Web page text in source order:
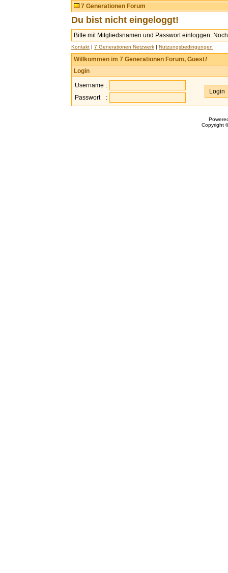
7 Generationen Forum
Du bist nicht eingeloggt!
Bitte mit Mitgliedsnamen und Passwort einloggen.
Kontakt | 7 Generationen Netzwerk | Nutzungsbedingungen
Willkommen im 7 Generationen Forum, Guest!
Login
Username :
Passwort
:
Copyright